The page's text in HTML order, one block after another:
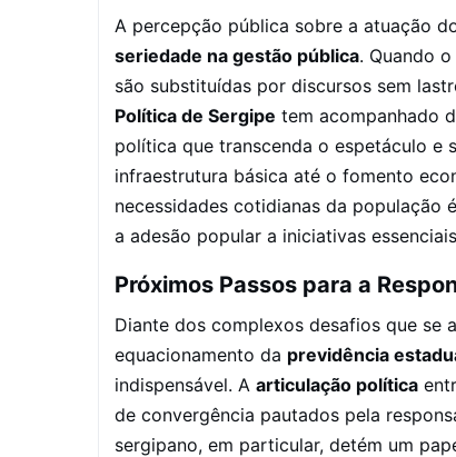
A percepção pública sobre a atuação
seriedade na gestão pública. Quando
são substituídas por discursos sem
Política de Sergipe tem acompanhado
política que transcenda o espetáculo e
infraestrutura básica até o fomento
necessidades cotidianas da
a adesão popular a iniciativas
Próximos Passos para a
Diante dos complexos desafios que se
equacionamento da previdência
indispensável. A articulação política
de convergência pautados pela
sergipano, em particular, detém um